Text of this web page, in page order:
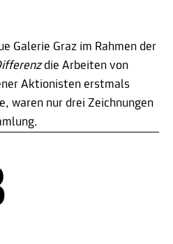
Galerie Graz im Rahmen der
die Arbeiten von
Aktionisten erstmals
waren nur drei Zeichnungen